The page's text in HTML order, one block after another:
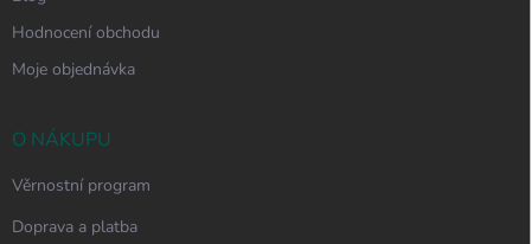
Hodnocení obchodu
Moje objednávka
O NÁKUPU
Věrnostní program
Doprava a platba